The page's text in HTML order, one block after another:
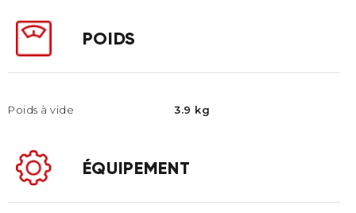
POIDS
Poids à vide 3.9 kg
ÉQUIPEMENT